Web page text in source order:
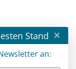
Stand ×
an: